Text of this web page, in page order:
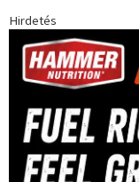
(181)Jégkorong(148)
kosárlabda(166)
labdarúgóválogatott
Dakar Team(132)Rali
(316) Szalay Balázs
(126) Video(247)
(222)vívás(174)
úszás(361)